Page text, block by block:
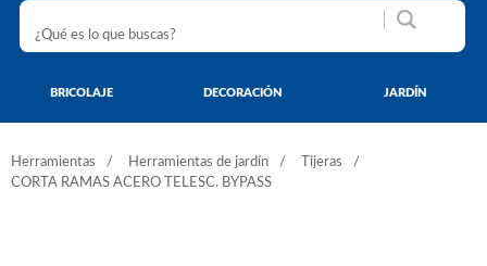
BRICOLAJE DECORACIÓN JARDÍN
Herramientas Herramientas de jardín
Tijeras
CORTA RAMAS ACERO TELESC. BYPASS